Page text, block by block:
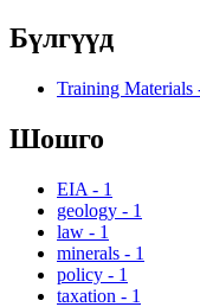
Бүлгүүд
Training Materials
Шошго
EIA - 1
geology - 1
law - 1
minerals - 1
policy - 1
taxation - 1